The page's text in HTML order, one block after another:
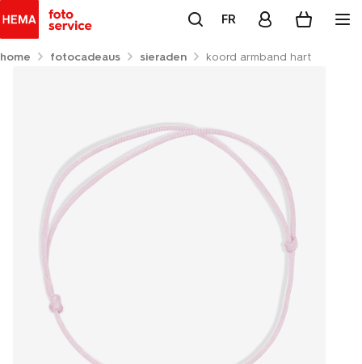
FR
home fotocadeaus sieraden koord armband hart